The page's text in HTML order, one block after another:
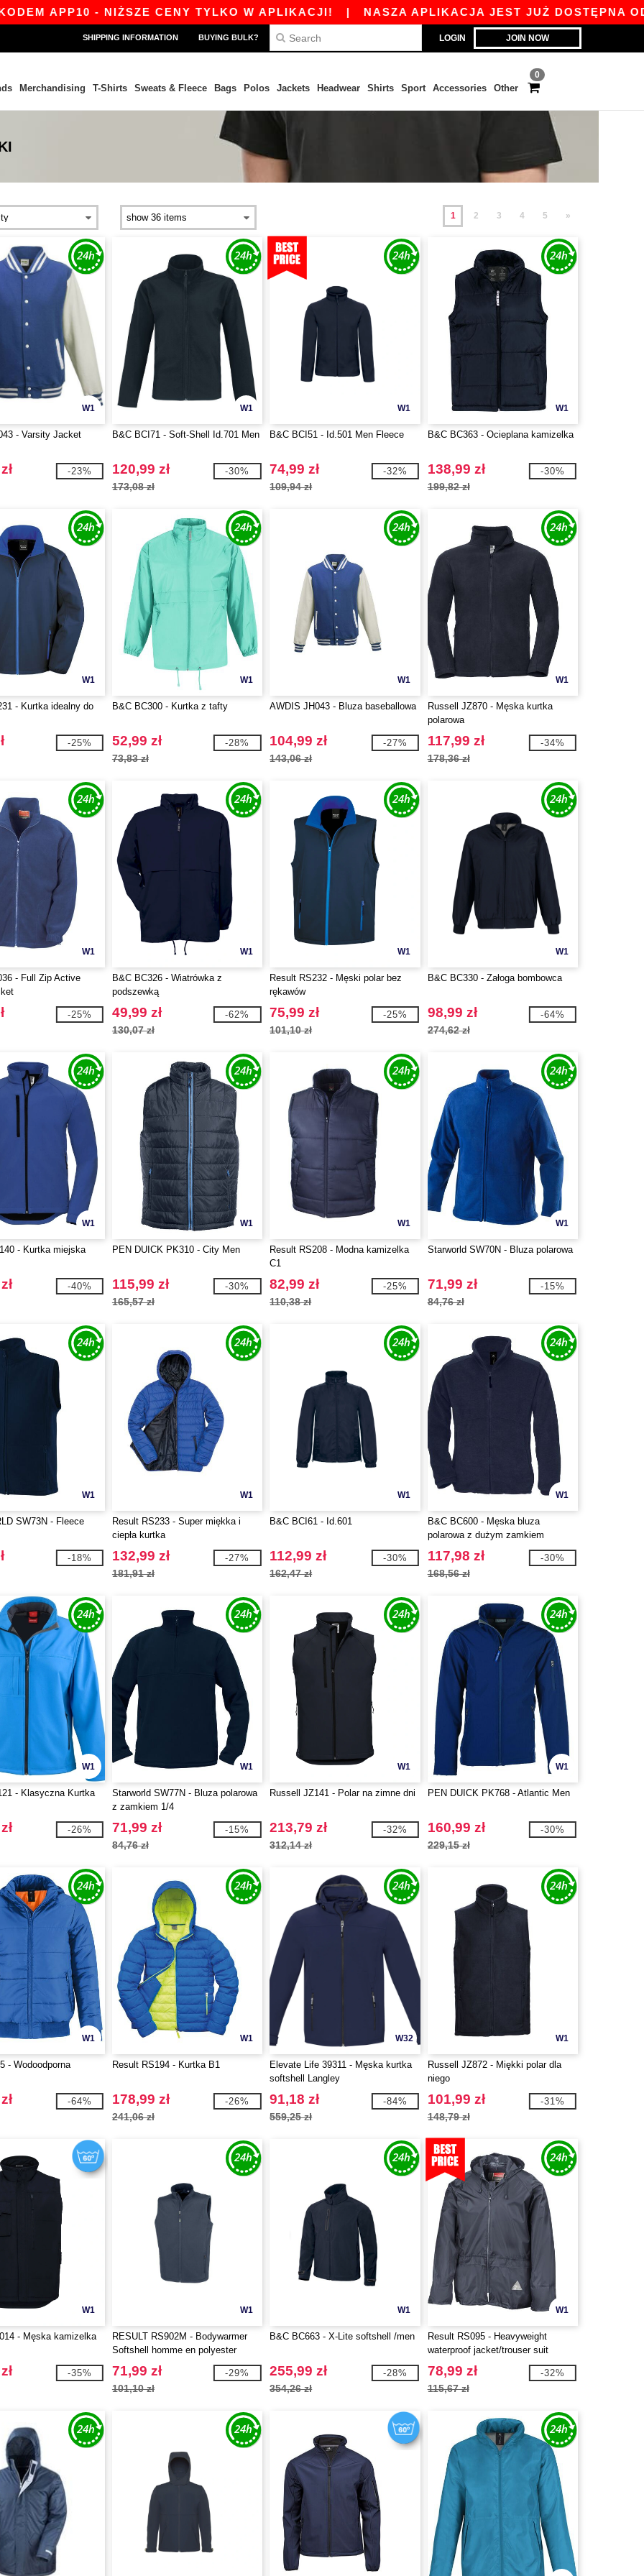
- NIŻSZE CENY TYLKO W APLIKACJI!|NASZA APLIKACJA JEST JUŻ DOSTĘPNA ODBIERZ
LOGIN JOIN NOW
SHIPPING INFORMATION BUYING BULK?
0
Merchandising T-Shirts Sweats & Fleece Bags Polos Jackets Headwear Shirts Sport Accessories Other
1 2 3 4 5 »
W1
- Varsity Jacket
-23%
W1
B&C BCI71 - Soft-Shell Id.701 Men
120,99 zł
173,08 zł
-30%
W1
B&C BCI51 - Id.501 Men Fleece
74,99 zł
109,94 zł
-32%
W1
B&C BC363 - Ocieplana kamizelka
138,99 zł
199,82 zł
-30%
W1
- Kurtka idealny do
-25%
W1
B&C BC300 - Kurtka z tafty
52,99 zł
73,83 zł
-28%
W1
AWDIS JH043 - Bluza baseballowa
104,99 zł
143,06 zł
-27%
W1
Russell JZ870 - Męska kurtka
polarowa
117,99 zł
178,36 zł
-34%
W1
- Full Zip Active
-25%
W1
B&C BC326 - Wiatrówka z
podszewką
49,99 zł
130,07 zł
-62%
W1
Result RS232 - Męski polar bez
rękawów
75,99 zł
101,10 zł
-25%
W1
B&C BC330 - Załoga bombowca
98,99 zł
274,62 zł
-64%
W1
- Kurtka miejska
-40%
W1
PEN DUICK PK310 - City Men
115,99 zł
165,57 zł
-30%
W1
Result RS208 - Modna kamizelka
C1
82,99 zł
110,38 zł
-25%
W1
Starworld SW70N - Bluza polarowa
71,99 zł
84,76 zł
-15%
W1
SW73N - Fleece
-18%
W1
Result RS233 - Super miękka i
ciepła kurtka
132,99 zł
181,91 zł
-27%
W1
B&C BCI61 - Id.601
112,99 zł
162,47 zł
-30%
W1
B&C BC600 - Męska bluza
polarowa z dużym zamkiem
117,98 zł
168,56 zł
-30%
W1
- Klasyczna Kurtka
-26%
W1
Starworld SW77N - Bluza polarowa
z zamkiem 1/4
71,99 zł
84,76 zł
-15%
W1
Russell JZ141 - Polar na zimne dni
213,79 zł
312,14 zł
-32%
W1
PEN DUICK PK768 - Atlantic Men
160,99 zł
229,15 zł
-30%
W1
- Wodoodporna
-64%
W1
Result RS194 - Kurtka B1
178,99 zł
241,06 zł
-26%
W32
Elevate Life 39311 - Męska kurtka
softshell Langley
91,18 zł
559,25 zł
-84%
W1
Russell JZ872 - Miękki polar dla
niego
101,99 zł
148,79 zł
-31%
W1
- Męska kamizelka
-35%
W1
RESULT RS902M - Bodywarmer
Softshell homme en polyester
recyclé
71,99 zł
101,10 zł
-29%
W1
B&C BC663 - X-Lite softshell /men
255,99 zł
354,26 zł
-28%
W1
Result RS095 - Heavyweight
waterproof jacket/trouser suit
78,99 zł
115,67 zł
-32%